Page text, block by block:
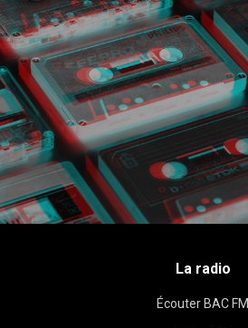
La radio
Écouter BAC FM